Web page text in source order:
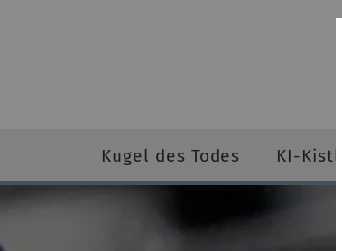
Kugel des Todes KI-Kistle